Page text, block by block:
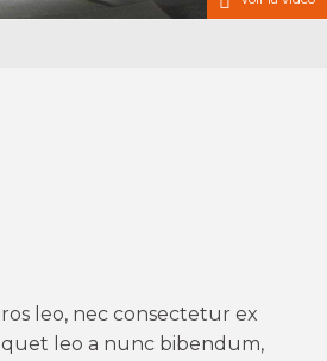
aux favoris
leo, nec consectetur ex
leo a nunc bibendum,